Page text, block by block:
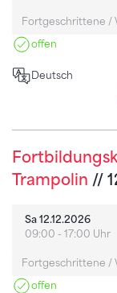
Fortgeschrittene /
offen
Deutsch
Trampolin //
Sa 12.12.2026
09:00 - 17:00 Uhr
Fortgeschrittene /
offen